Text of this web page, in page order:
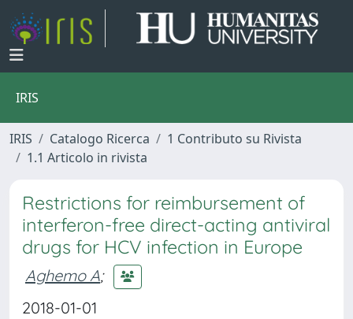
IRIS
IRIS Catalogo Ricerca
1 Contributo su Rivista
1.1 Articolo in rivista
Restrictions for reimbursement of
interferon-free direct-acting antiviral
drugs for HCV infection in Europe
Aghemo A;
2018-01-01